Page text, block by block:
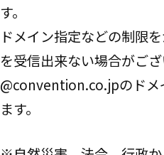
す。
ドメイン指定などの制限
を受信出来ない場合がござ
@convention.co.jpのドメ
ます。